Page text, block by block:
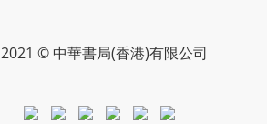
2021 © 中華書局(香港)有限公司